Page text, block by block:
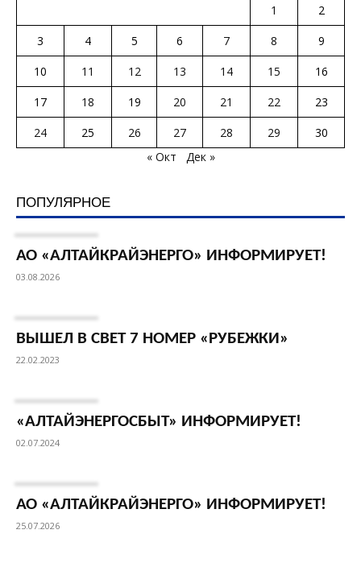
1
2
3
4 5 6 7 8
9
10
11 12 13 14 15
16
17
18 19 20 21 22
23
24
25 26 27 28 29
30
« Окт
Дек »
ПОПУЛЯРНОЕ
АО «АЛТАЙКРАЙЭНЕРГО» ИНФОРМИРУЕТ!
03.08.2026
ВЫШЕЛ В СВЕТ 7 НОМЕР «РУБЕЖКИ»
22.02.2023
«АЛТАЙЭНЕРГОСБЫТ» ИНФОРМИРУЕТ!
02.07.2024
АО «АЛТАЙКРАЙЭНЕРГО» ИНФОРМИРУЕТ!
25.07.2026